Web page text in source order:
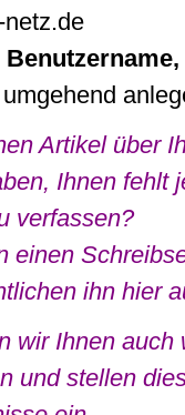
Artikel über
Ihnen fehlt
verfassen?
einen
ihn hier
wir Ihnen auch
und stellen